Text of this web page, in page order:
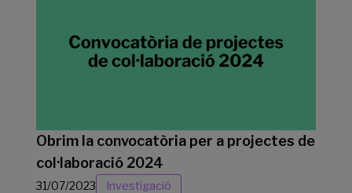
Obrim la convocatòria per a projectes de
col·laboració 2024
31/07/2023 Investigació